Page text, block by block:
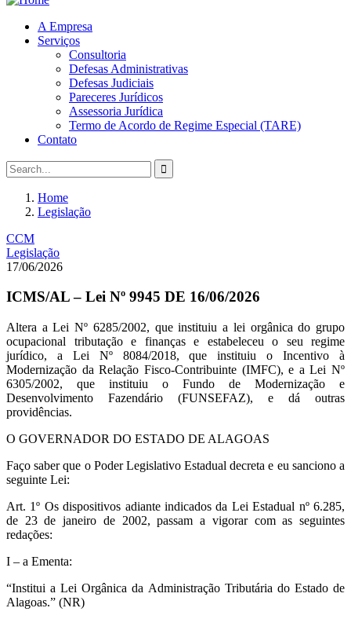
A Empresa
Serviços
Consultoria
Defesas Administrativas
Defesas Judiciais
Pareceres Jurídicos
Assessoria Jurídica
Termo de Acordo de Regime Especial (TARE)
Contato
Home
Legislação
CCM
Legislação
17/06/2026
ICMS/AL – Lei Nº 9945 DE 16/06/2026
Altera a Lei Nº 6285/2002, que instituiu a lei orgânica do grupo
ocupacional tributação e finanças e estabeleceu o seu regime
jurídico, a Lei Nº 8084/2018, que instituiu o Incentivo à
Modernização da Relação Fisco-Contribuinte (IMFC), e a Lei Nº
6305/2002, que instituiu o Fundo de Modernização e
Desenvolvimento Fazendário (FUNSEFAZ), e dá outras
providências.
O GOVERNADOR DO ESTADO DE ALAGOAS
Faço saber que o Poder Legislativo Estadual decreta e eu sanciono a
seguinte Lei:
Art. 1º Os dispositivos adiante indicados da Lei Estadual nº 6.285,
de 23 de janeiro de 2002, passam a vigorar com as seguintes
redações:
I – a Ementa:
“Institui a Lei Orgânica da Administração Tributária do Estado de
Alagoas.” (NR)